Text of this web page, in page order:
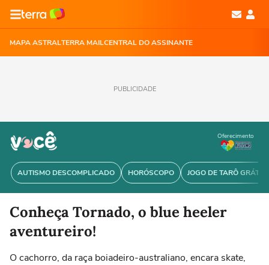
MAPA ASTRALTERRA MAILCENTRAL DO ASSINANTE
PUBLICIDADE
AUTISMO DESCOMPLICADO HORÓSCOPO JOGO DE TARÔ GRÁTIS
Oferecimento
Conheça Tornado, o blue heeler
aventureiro!
O cachorro, da raça boiadeiro-australiano, encara skate,